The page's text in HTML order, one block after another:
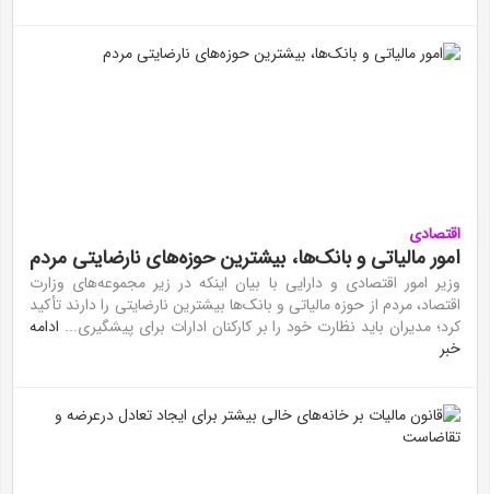
اقتصادی
امور مالیاتی و بانک‌ها، بیشترین حوزه‌های نارضایتی مردم
وزیر امور اقتصادی و دارایی با بیان اینکه در زیر مجموعه‌های وزارت
اقتصاد‏، مردم از حوزه مالیاتی و بانک‌ها بیشترین نارضایتی را دارند تأکید
کرد؛ مدیران باید نظارت خود را بر کارکنان ادارات برای پیشگیری... ادامه
خبر